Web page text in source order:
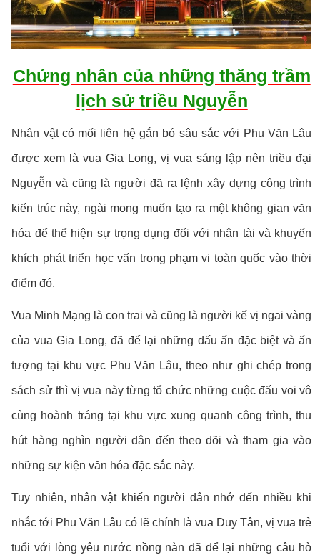
Chứng nhân của những thăng trầm
lịch sử triều Nguyễn
Nhân vật có mối liên hệ gắn bó sâu sắc với Phu Văn Lâu
được xem là vua Gia Long, vị vua sáng lập nên triều đại
Nguyễn và cũng là người đã ra lệnh xây dựng công trình
kiến trúc này, ngài mong muốn tạo ra một không gian văn
hóa để thể hiện sự trọng dụng đối với nhân tài và khuyến
khích phát triển học vấn trong phạm vi toàn quốc vào thời
điểm đó.
Vua Minh Mạng là con trai và cũng là người kế vị ngai vàng
của vua Gia Long, đã để lại những dấu ấn đặc biệt và ấn
tượng tại khu vực Phu Văn Lâu, theo như ghi chép trong
sách sử thì vị vua này từng tổ chức những cuộc đấu voi vô
cùng hoành tráng tại khu vực xung quanh công trình, thu
hút hàng nghìn người dân đến theo dõi và tham gia vào
những sự kiện văn hóa đặc sắc này.
Tuy nhiên, nhân vật khiến người dân nhớ đến nhiều khi
nhắc tới Phu Văn Lâu có lẽ chính là vua Duy Tân, vị vua trẻ
tuổi với lòng yêu nước nồng nàn đã để lại những câu hò